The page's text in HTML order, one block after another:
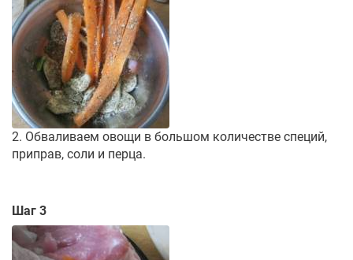
2. Обваливаем овощи в большом количестве специй,
приправ, соли и перца.
Шаг 3